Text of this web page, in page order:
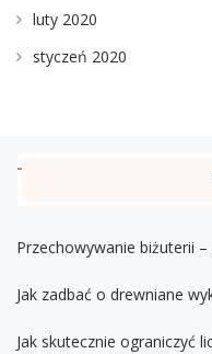
luty 2020
styczeń 2020
Przechowywanie biżuterii
Jak zadbać o drewniane
Jak skutecznie ograniczyć